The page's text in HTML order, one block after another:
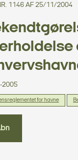
1146 AF 25/11/2004
2005
for havne